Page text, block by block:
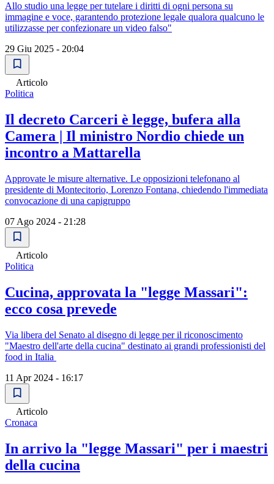
Allo studio una legge per tutelare i diritti di ogni persona su
immagine e voce, garantendo protezione legale qualora qualcuno le
utilizzasse per confezionare un video falso"
29 Giu 2025 - 20:04
Articolo
Politica
Il decreto Carceri è legge, bufera alla
Camera | Il ministro Nordio chiede un
incontro a Mattarella
Approvate le misure alternative. Le opposizioni telefonano al
presidente di Montecitorio, Lorenzo Fontana, chiedendo l'immediata
convocazione di una capigruppo
07 Ago 2024 - 21:28
Articolo
Politica
Cucina, approvata la "legge Massari":
ecco cosa prevede
Via libera del Senato al disegno di legge per il riconoscimento
"Maestro dell'arte della cucina" destinato ai grandi professionisti del
food in Italia
11 Apr 2024 - 16:17
Articolo
Cronaca
In arrivo la "legge Massari" per i maestri
della cucina